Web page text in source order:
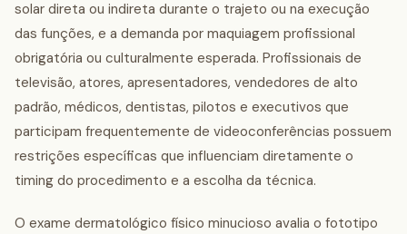
solar direta ou indireta durante o trajeto ou na execução
das funções, e a demanda por maquiagem profissional
obrigatória ou culturalmente esperada. Profissionais de
televisão, atores, apresentadores, vendedores de alto
padrão, médicos, dentistas, pilotos e executivos que
participam frequentemente de videoconferências possuem
restrições específicas que influenciam diretamente o
timing do procedimento e a escolha da técnica.
O exame dermatológico físico minucioso avalia o fototipo